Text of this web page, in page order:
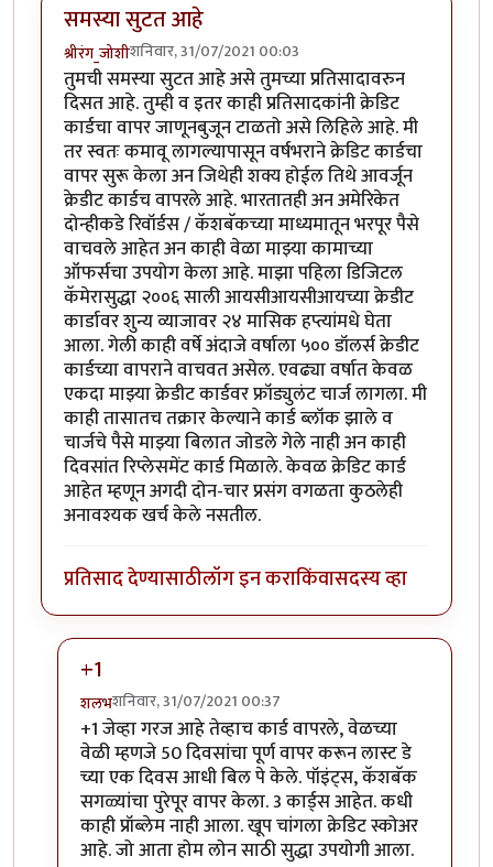
समस्या सुटत आहे
श्रीरंग_जोशीशनिवार, 31/07/2021 00:03
तुमची समस्या सुटत आहे असे तुमच्या प्रतिसादावरुन
दिसत आहे. तुम्ही व इतर काही प्रतिसादकांनी क्रेडिट
कार्डचा वापर जाणूनबुजून टाळतो असे लिहिले आहे. मी
तर स्वतः कमावू लागल्यापासून वर्षभराने क्रेडिट कार्डचा
वापर सुरू केला अन जिथेही शक्य होईल तिथे आवर्जून
क्रेडीट कार्डच वापरले आहे. भारतातही अन अमेरिकेत
दोन्हीकडे रिवॉर्डस / कॅशबॅकच्या माध्यमातून भरपूर पैसे
वाचवले आहेत अन काही वेळा माझ्या कामाच्या
ऑफर्सचा उपयोग केला आहे. माझा पहिला डिजिटल
कॅमेरासुद्धा २००६ साली आयसीआयसीआयच्या क्रेडीट
कार्डावर शुन्य व्याजावर २४ मासिक हप्त्यांमधे घेता
आला. गेली काही वर्षे अंदाजे वर्षाला ५०० डॉलर्स क्रेडीट
कार्डच्या वापराने वाचवत असेल. एवढ्या वर्षात केवळ
एकदा माझ्या क्रेडीट कार्डवर फ्रॉड्युलंट चार्ज लागला. मी
काही तासातच तक्रार केल्याने कार्ड ब्लॉक झाले व
चार्जचे पैसे माझ्या बिलात जोडले गेले नाही अन काही
दिवसांत रिप्लेसमेंट कार्ड मिळाले. केवळ क्रेडिट कार्ड
आहेत म्हणून अगदी दोन-चार प्रसंग वगळता कुठलेही
अनावश्यक खर्च केले नसतील.
प्रतिसाद देण्यासाठीलॉग इन कराकिंवासदस्य व्हा
+1
शलभशनिवार, 31/07/2021 00:37
In reply toसमस्या सुटत आहेbyश्रीरंग_जोशी
+1 जेव्हा गरज आहे तेव्हाच कार्ड वापरले, वेळच्या
वेळी म्हणजे 50 दिवसांचा पूर्ण वापर करून लास्ट डे
च्या एक दिवस आधी बिल पे केले. पॉइंट्स, कॅशबॅक
सगळ्यांचा पुरेपूर वापर केला. 3 कार्ड्स आहेत. कधी
काही प्रॉब्लेम नाही आला. खूप चांगला क्रेडिट स्कोअर
आहे. जो आता होम लोन साठी सुद्धा उपयोगी आला.